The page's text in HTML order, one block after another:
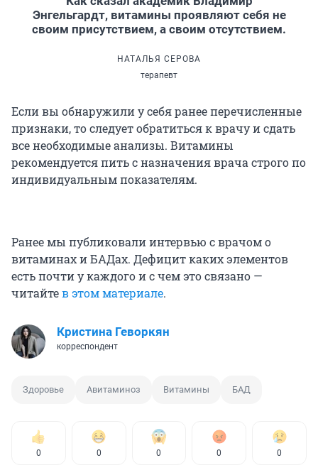
Энгельгардт, витамины проявляют себя не
своим присутствием, а своим отсутствием.
НАТАЛЬЯ СЕРОВА
терапевт
Если вы обнаружили у себя ранее перечисленные
признаки, то следует обратиться к врачу и сдать
все необходимые анализы. Витамины
рекомендуется пить с назначения врача строго по
индивидуальным показателям.
Ранее мы публиковали интервью с врачом о
витаминах и БАДах. Дефицит каких элементов
есть почти у каждого и с чем это связано —
читайтев этом материале.
Кристина Геворкян
корреспондент
Здоровье Авитаминоз Витамины БАД
0 0 0 0 0